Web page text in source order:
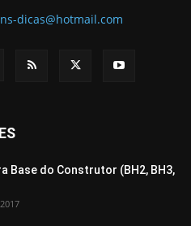
dicas@hotmail.com
Base do Construtor (BH2, BH3,